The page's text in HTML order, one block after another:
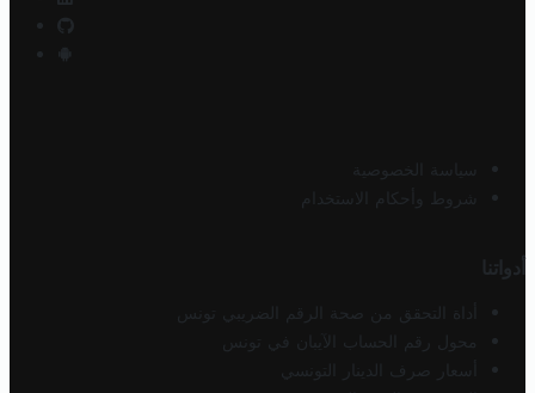
سياسة الخصوصية
شروط وأحكام الاستخدام
أدواتنا
أداة التحقق من صحة الرقم الضريبي تونس
محول رقم الحساب الآيبان في تونس
أسعار صرف الدينار التونسي